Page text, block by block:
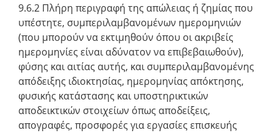
9.6.2 Πλήρη περιγραφή της απώλειας ή ζημίας που
υπέστητε, συμπεριλαμβανομένων ημερομηνιών
(που μπορούν να εκτιμηθούν όπου οι ακριβείς
ημερομηνίες είναι αδύνατον να επιβεβαιωθούν),
φύσης και αιτίας αυτής, και συμπεριλαμβανομένης
απόδειξης ιδιοκτησίας, ημερομηνίας απόκτησης,
φυσικής κατάστασης και υποστηρικτικών
αποδεικτικών στοιχείων όπως αποδείξεις,
απογραφές, προσφορές για εργασίες επισκευής